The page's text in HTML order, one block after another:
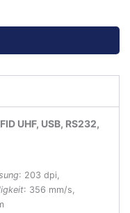
UHF, USB, RS232,
: 203 dpi,
: 356 mm/s,